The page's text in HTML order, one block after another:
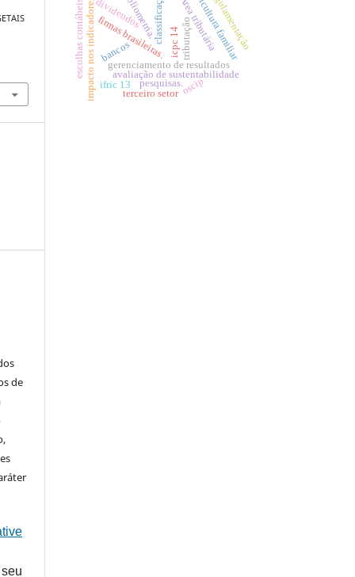
de
classificação Área tributária
tributação
gerenciamento de resultados
firmas brasileiras.
avaliação de sustentabilidade
agricultura familiar
bibliometria.
bancos
impacto nos indicadores. regulamentação
pesquisas.
terceiro setoroscip
ifric 13
escolhas contábeis icpc 14
dividendos